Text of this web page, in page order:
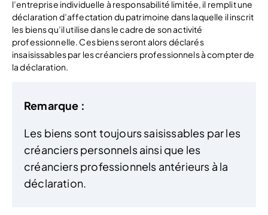
l’entreprise individuelle à responsabilité limitée, il remplit une
déclaration d’affectation du patrimoine dans laquelle il inscrit
les biens qu’il utilise dans le cadre de son activité
professionnelle. Ces biens seront alors déclarés
insaisissables par les créanciers professionnels à compter de
la déclaration.
Remarque :
Les biens sont toujours saisissables par les
créanciers personnels ainsi que les
créanciers professionnels antérieurs à la
déclaration.